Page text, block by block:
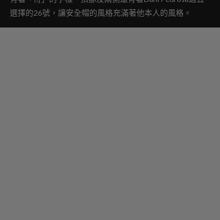
選擇的26號，讓安全帽的風格充滿著他本人的風格。